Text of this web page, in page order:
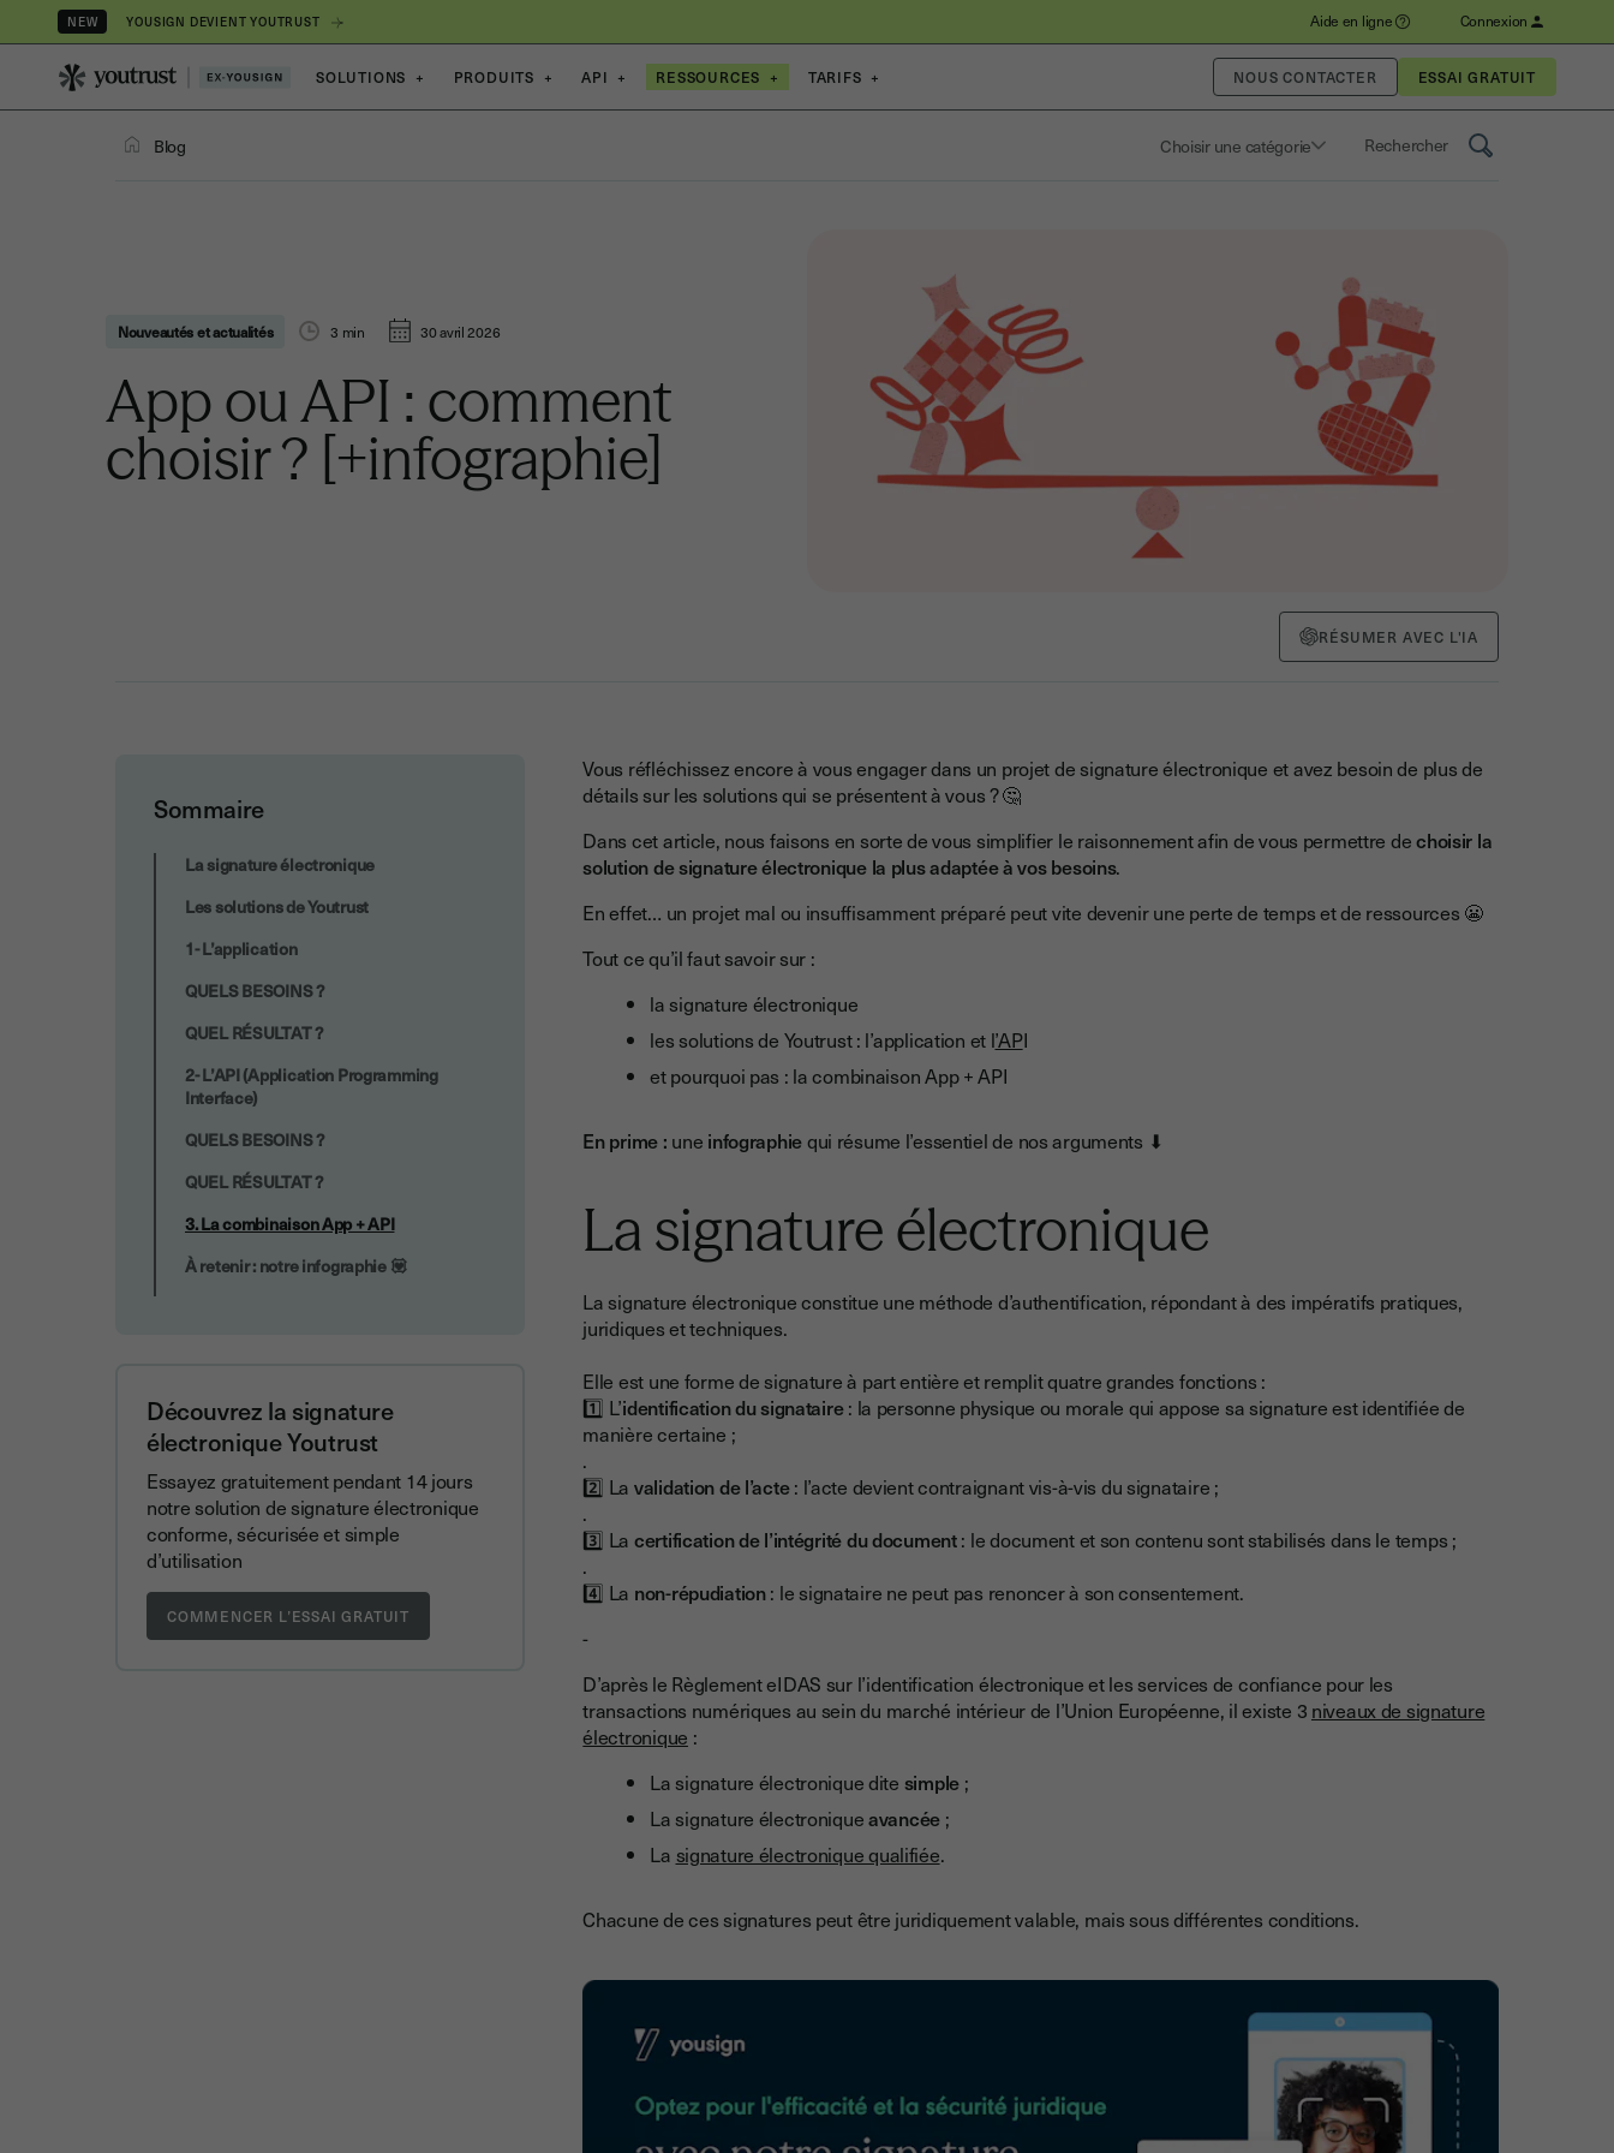
NEW YOUSIGN DEVIENT YOUTRUST Aide en ligne Connexion
SOLUTIONS + PRODUITS + API + RESSOURCES + TARIFS + NOUS CONTACTER
Blog Choisir une catégorie Saisissez un terme pour
Nouveautés et actualités 3 min 30 avril 2026
App ou API : comment
choisir ? [+infographie]
RÉSUMER AVEC L'IA
Sommaire
3. La combinaison App + API
La signature électronique
Les solutions de Youtrust
1- L’application
QUELS BESOINS ?
QUEL RÉSULTAT ?
2- L’API (Application Programming
Interface)
QUELS BESOINS ?
QUEL RÉSULTAT ?
3. La combinaison App + API
À retenir : notre infographie 💟
Découvrez la signature
électronique Youtrust
Essayez gratuitement pendant 14 jours
notre solution de signature électronique
conforme, sécurisée et simple
d’utilisation
Vous réfléchissez encore à vous engager dans un projet de signature électronique et avez besoin de plus de
détails sur les solutions qui se présentent à vous ? 🤔
Dans cet article, nous faisons en sorte de vous simplifier le raisonnement afin de vous permettre dechoisir la
solution de signature électronique la plus adaptée à vos besoins.
En effet… un projet mal ou insuffisamment préparé peut vite devenir une perte de temps et de ressources 😬
Tout ce qu’il faut savoir sur :
la signature électronique
les solutions de Youtrust : l’application et l’API
et pourquoi pas : la combinaison App + API
En prime : une infographiequi résume l’essentiel de nos arguments ⬇
La signature électronique
La signature électronique constitue une méthode d’authentification, répondant à des impératifs pratiques,
juridiques et techniques.
Elle est une forme de signature à part entière et remplit quatre grandes fonctions :
1️⃣ L’identification du signataire: la personne physique ou morale qui appose sa signature est identifiée de
manière certaine ;
.
2️⃣ La validation de l’acte: l’acte devient contraignant vis-à-vis du signataire ;
.
3️⃣ La certification de l’intégrité du document: le document et son contenu sont stabilisés dans le temps ;
.
4️⃣ La non-répudiation: le signataire ne peut pas renoncer à son consentement.
-
D’après le Règlement eIDAS sur l’identification électronique et les services de confiance pour les
transactions numériques au sein du marché intérieur de l’Union Européenne, il existe 3 niveaux de signature
électronique :
La signature électronique dite simple;
La signature électroniqueavancée ;
La signature électronique qualifiée.
Chacune de ces signatures peut être juridiquement valable, mais sous différentes conditions.